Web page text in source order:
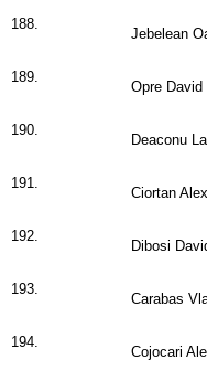
188.
Jebelean
189.
Opre David
190.
Deaconu
191.
Ciortan
192.
Dibosi
193.
Carabas
194.
Cojocari